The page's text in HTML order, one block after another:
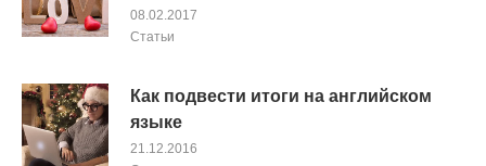
08.02.2017
Cтатьи
Как подвести итоги на английском
языке
21.12.2016